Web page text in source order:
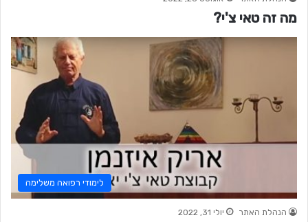
מה זה טאי צ'י?
לימודי רפואה משלימה
הנהלת האתר יולי 31, 2022